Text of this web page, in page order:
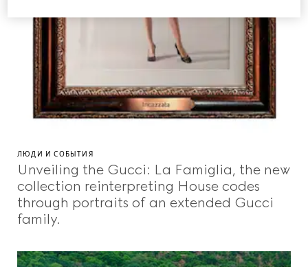
ЛЮДИ И СОБЫТИЯ
Unveiling the Gucci: La Famiglia, the new
collection reinterpreting House codes
through portraits of an extended Gucci
family.